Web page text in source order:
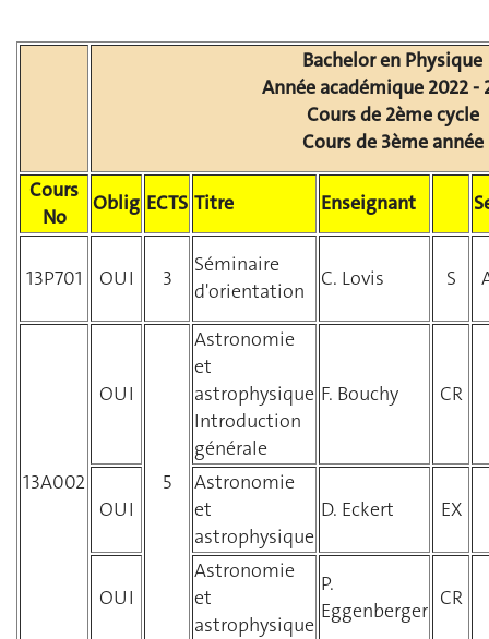
Bachelor en Physique
Année académique 2022 -
Cours de 2ème cycle
Cours de 3ème année
Cours
No
Oblig ECTS Titre Enseignant
13P701 OUI 3
Séminaire
d'orientation
C. Lovis S
13A002
OUI
5
Astronomie
et
astrophysique
Introduction
générale
F. Bouchy CR
OUI
Astronomie
et
astrophysique
D. Eckert EX
OUI
Astronomie
et
astrophysique
P.
Eggenberger CR